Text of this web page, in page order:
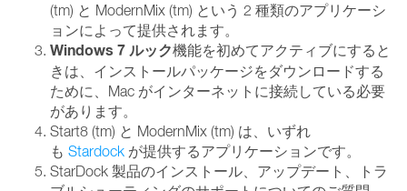
(tm) と ModernMix (tm) という 2 種類のアプリケーシ
ョンによって提供されます。
Windows 7 ルック機能を初めてアクティブにすると
きは、インストールパッケージをダウンロードする
ために、Mac がインターネットに接続している必要
があります。
Start8 (tm) と ModernMix (tm) は、いずれ
も Stardock が提供するアプリケーションです。
StarDock 製品のインストール、アップデート、トラ